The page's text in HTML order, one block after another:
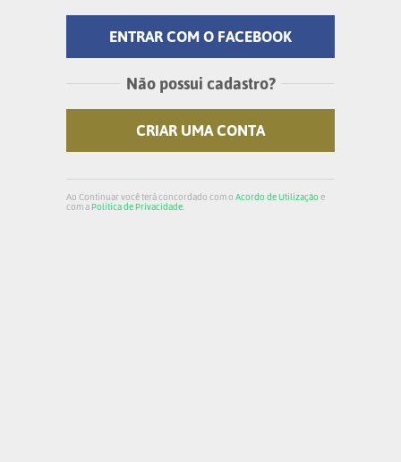
ENTRAR COM O FACEBOOK
Não possui cadastro?
CRIAR UMA CONTA
Ao Continuar você terá concordado com o Acordo de Utilização e
com aPolítica de Privacidade